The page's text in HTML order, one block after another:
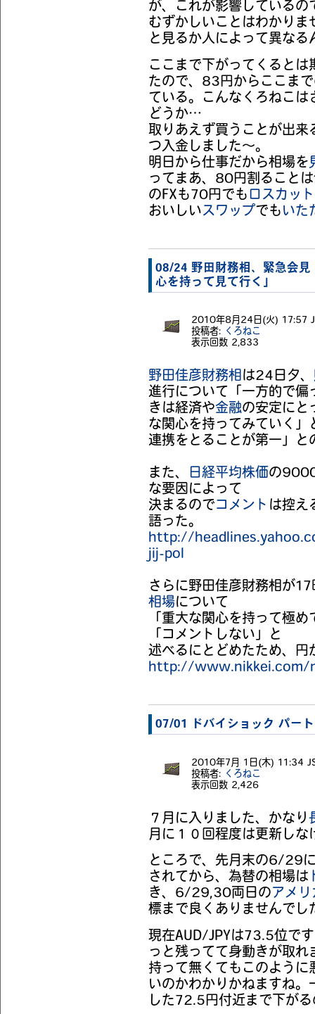
が、これが影響しているの
むずかしいことはわかり
と見るか人によって異なる
ここまで下がってくると
たので、83円からここま
ている。こんなくろねこ
どうか…
取りあえず買うことが出来
つ入金しました～。
明日から仕事だから相場を
ってまあ、80円割ること
のFXも70円でも ロスカット
おいしいスワップ でも いた
08/24 野田財務相、緊急会
心を持って見て行く」
2010年8月24日(火) 17:57
投稿者:
くろねこ
表示回数 2,833
野田佳彦財務相は24日夕、
進行について「一方的で偏
きは経済や金融の安定にと
な関心を持ってみていく」
連携をとることが第一」と
また、 日経平均株価の
な要因によって
決まるのでコメント は控え
語った。
http://
jij-pol
さらに野田佳彦財務相が
相場について
「重大な関心を持って極
「コメントしない」と
述べるにとどめたため、円
http://www.nikkei.com/
07/01 ドバイショック パー
2010年7月 1日(木) 11:34
投稿者:
くろねこ
表示回数 2,426
７月に入りました、かなり
月に１０回程度は更新しな
ところで、先月末の6/29
されてから、為替の相場は
き、6/29,30両日の アメリ
標まで良くありませんでし
現在AUD/JPYは73.5位で
っと残ってて身動きが取
持って無くてもこのよう
いのかわかりかねますね
した72.5円付近まで下が